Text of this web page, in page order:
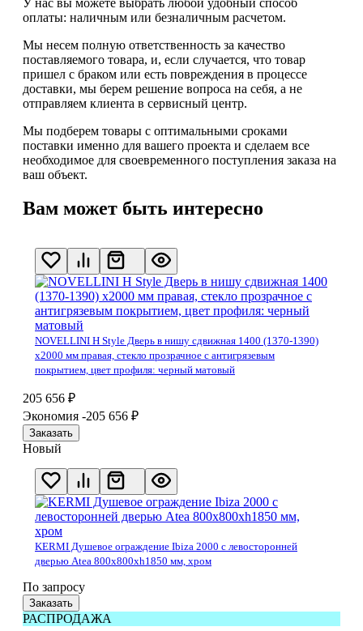
оплаты: наличным или безналичным расчетом.
Мы несем полную ответственность за качество
поставляемого товара, и, если случается, что товар
пришел с браком или есть повреждения в процессе
доставки, мы берем решение вопроса на себя, а не
отправляем клиента в сервисный центр.
Мы подберем товары с оптимальными сроками
поставки именно для вашего проекта и сделаем все
необходимое для своевременного поступления заказа на
ваш объект.
Вам может быть интересно
NOVELLINI H Style Дверь в нишу сдвижная 1400 (1370-1390)
x2000 мм правая, стекло прозрачное с антигрязевым
покрытием, цвет профиля: черный матовый
205 656 ₽
Экономия -205 656 ₽
Заказать
Новый
KERMI Душевое ограждение Ibiza 2000 с левосторонней
дверью Atea 800х800хh1850 мм, хром
По запросу
Заказать
РАСПРОДАЖА